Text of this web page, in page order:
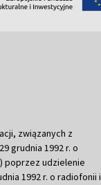
związanych z
grudnia 1992 r. o
poprzez udzielenie
1992 r. o radiofonii i